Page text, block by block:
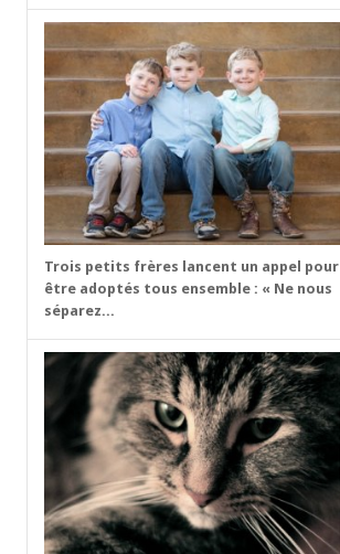
Trois petits frères lancent un appel pour
être adoptés tous ensemble : « Ne nous
séparez...